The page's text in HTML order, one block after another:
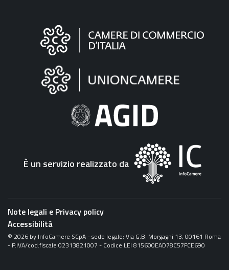
Informazioni
"Fattura
Elettronica"
È un servizio realizzato da
Note legali e Privacy policy
Accessibilità
© 2026 by InfoCamere SCpA - sede legale: Via G.B. Morgagni 13, 00161 Roma
- P.IVA/cod.fiscale 02313821007 - Codice LEI 815600EAD78C57FCE690